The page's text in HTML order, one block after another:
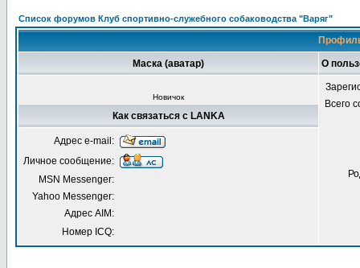
Список форумов Клуб спортивно-служебного собаководства "Варяг"
Маска (аватар) О
Новичок
Всего
Как связаться с LANKA
Адрес e-mail:
Личное сообщение:
MSN Messenger:
Yahoo Messenger:
Адрес AIM:
Номер ICQ: